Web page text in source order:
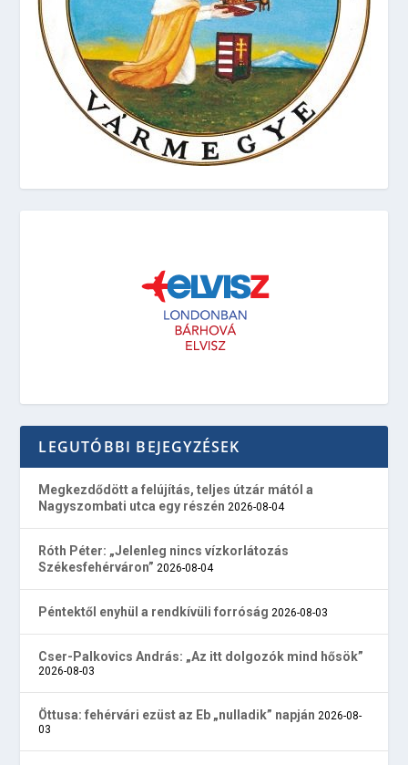
LEGUTÓBBI BEJEGYZÉSEK
Megkezdődött a felújítás, teljes útzár mától a
Nagyszombati utca egy részén 2026-08-04
Róth Péter: „Jelenleg nincs vízkorlátozás
Székesfehérváron” 2026-08-04
Péntektől enyhül a rendkívüli forróság 2026-08-03
Cser-Palkovics András: „Az itt dolgozók mind hősök”
2026-08-03
Öttusa: fehérvári ezüst az Eb „nulladik” napján 2026-08-
03